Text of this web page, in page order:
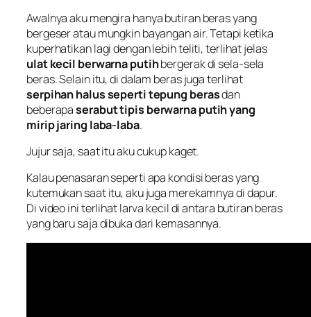
Awalnya aku mengira hanya butiran beras yang
bergeser atau mungkin bayangan air. Tetapi ketika
kuperhatikan lagi dengan lebih teliti, terlihat jelas
ulat kecil berwarna putihbergerak di sela-sela
beras. Selain itu, di dalam beras juga terlihat
serpihan halus seperti tepung berasdan
beberapaserabut tipis berwarna putih yang
mirip jaring laba-laba.
Jujur saja, saat itu aku cukup kaget.
Kalau penasaran seperti apa kondisi beras yang
kutemukan saat itu, aku juga merekamnya di dapur.
Di video ini terlihat larva kecil di antara butiran beras
yang baru saja dibuka dari kemasannya.